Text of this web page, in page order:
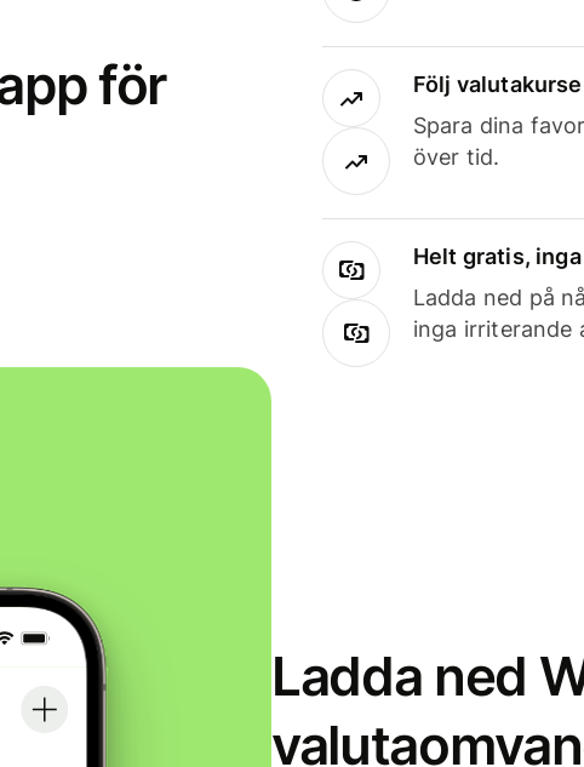
för
Följ
Spara dina
över tid.
Helt gratis,
Ladda ned på
inga irriterande
Ladda ned